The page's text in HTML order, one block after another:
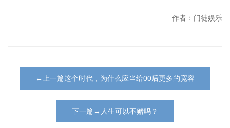
作者：门徒娱乐
←上一篇这个时代，为什么应当给00后更多的宽容
下一篇→人生可以不赌吗？